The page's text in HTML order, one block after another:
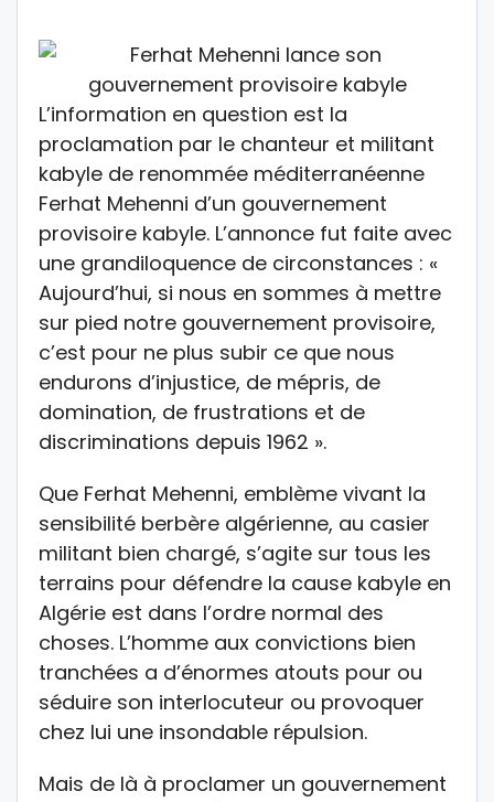
L’information en question est la
proclamation par le chanteur et militant
kabyle de renommée méditerranéenne
Ferhat Mehenni d’un gouvernement
provisoire kabyle. L’annonce fut faite avec
une grandiloquence de circonstances : «
Aujourd’hui, si nous en sommes à mettre
sur pied notre gouvernement provisoire,
c’est pour ne plus subir ce que nous
endurons d’injustice, de mépris, de
domination, de frustrations et de
discriminations depuis 1962 ».
Que Ferhat Mehenni, emblème vivant la
sensibilité berbère algérienne, au casier
militant bien chargé, s’agite sur tous les
terrains pour défendre la cause kabyle en
Algérie est dans l’ordre normal des
choses. L’homme aux convictions bien
tranchées a d’énormes atouts pour ou
séduire son interlocuteur ou provoquer
chez lui une insondable répulsion.
Mais de là à proclamer un gouvernement